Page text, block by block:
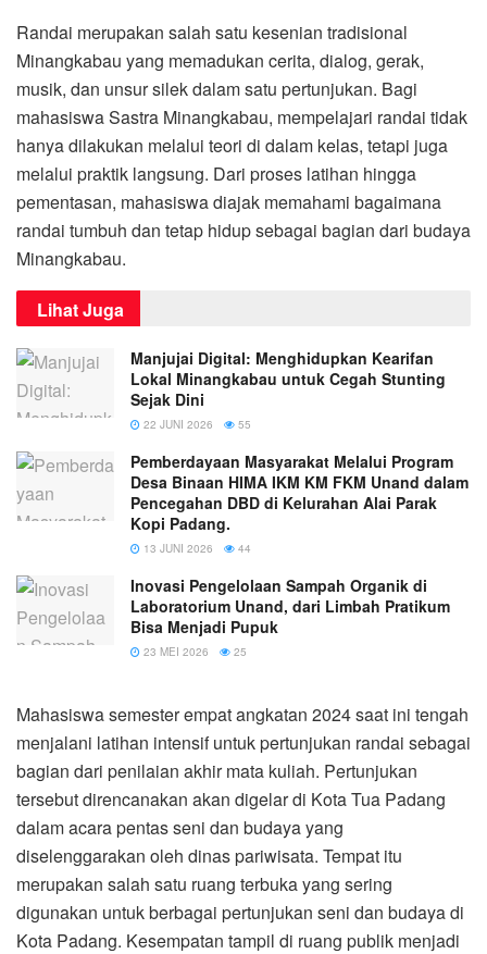
Randai merupakan salah satu kesenian tradisional
Minangkabau yang memadukan cerita, dialog, gerak,
musik, dan unsur silek dalam satu pertunjukan. Bagi
mahasiswa Sastra Minangkabau, mempelajari randai tidak
hanya dilakukan melalui teori di dalam kelas, tetapi juga
melalui praktik langsung. Dari proses latihan hingga
pementasan, mahasiswa diajak memahami bagaimana
randai tumbuh dan tetap hidup sebagai bagian dari budaya
Minangkabau.
Lihat Juga
Manjujai Digital: Menghidupkan Kearifan
Lokal Minangkabau untuk Cegah Stunting
Sejak Dini
22 JUNI 2026 55
Pemberdayaan Masyarakat Melalui Program
Desa Binaan HIMA IKM KM FKM Unand dalam
Pencegahan DBD di Kelurahan Alai Parak
Kopi Padang.
13 JUNI 2026 44
Inovasi Pengelolaan Sampah Organik di
Laboratorium Unand, dari Limbah Pratikum
Bisa Menjadi Pupuk
23 MEI 2026 25
Mahasiswa semester empat angkatan 2024 saat ini tengah
menjalani latihan intensif untuk pertunjukan randai sebagai
bagian dari penilaian akhir mata kuliah. Pertunjukan
tersebut direncanakan akan digelar di Kota Tua Padang
dalam acara pentas seni dan budaya yang
diselenggarakan oleh dinas pariwisata. Tempat itu
merupakan salah satu ruang terbuka yang sering
digunakan untuk berbagai pertunjukan seni dan budaya di
Kota Padang. Kesempatan tampil di ruang publik menjadi